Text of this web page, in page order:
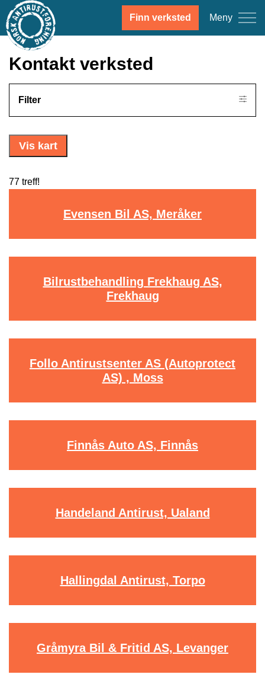
Finn verksted Meny
Kontakt verksted
Filter
Vis kart
77 treff!
Evensen Bil AS, Meråker
Bilrustbehandling Frekhaug AS,
Frekhaug
Follo Antirustsenter AS (Autoprotect
AS) , Moss
Finnås Auto AS, Finnås
Handeland Antirust, Ualand
Hallingdal Antirust, Torpo
Gråmyra Bil & Fritid AS, Levanger